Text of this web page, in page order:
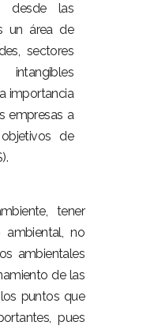
desde las
un área de
sectores
importancia
empresas a
de
tener
ambiental, no
ambientales
de las
puntos que
pues